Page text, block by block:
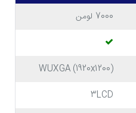
7000 لومن
WUXGA (1920x1200)
3LCD